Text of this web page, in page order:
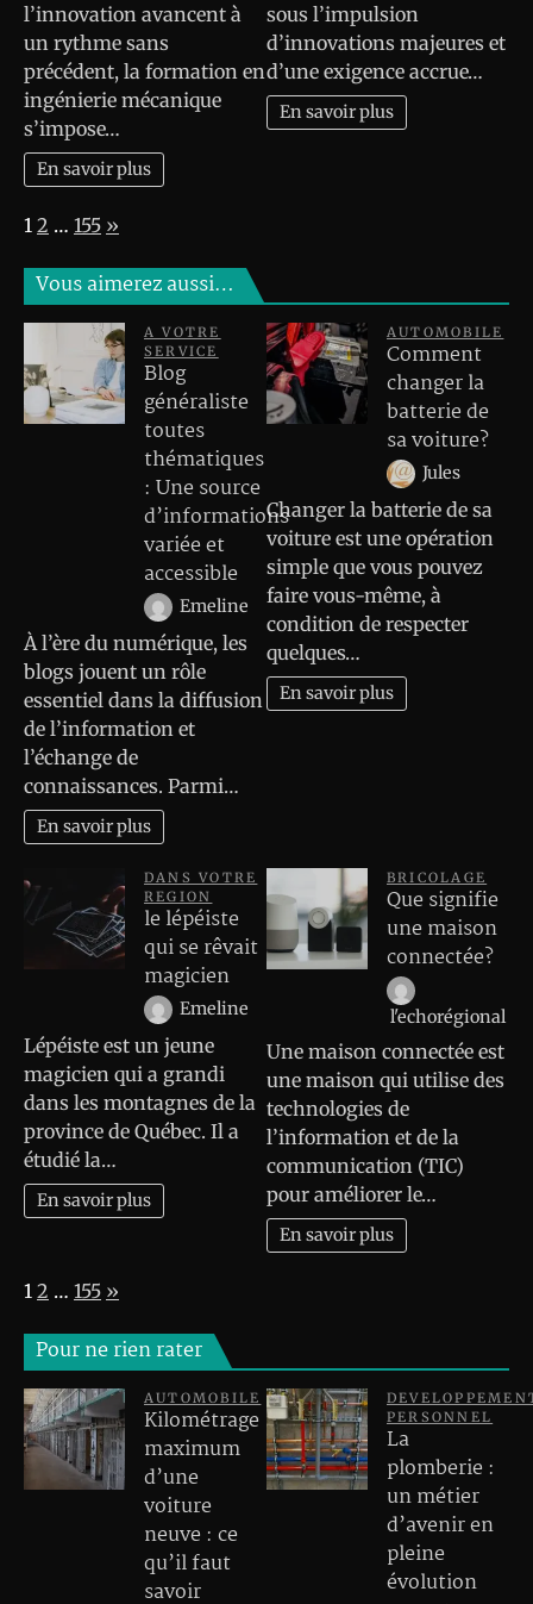
l’innovation avancent à
un rythme sans
précédent, la formation en
ingénierie mécanique
s’impose…
En savoir plus
sous l’impulsion
d’innovations majeures et
d’une exigence accrue…
En savoir plus
Page:
1 2 … 155 Next
»
Vous aimerez aussi…
A VOTRE
SERVICE
Blog
généraliste
toutes
thématiques
: Une source
d’informations
variée et
accessible
Emeline
À l’ère du numérique, les
blogs jouent un rôle
essentiel dans la diffusion
de l’information et
l’échange de
connaissances. Parmi…
En savoir plus
AUTOMOBILE
Comment
changer la
batterie de
sa voiture?
Jules
Changer la batterie de sa
voiture est une opération
simple que vous pouvez
faire vous-même, à
condition de respecter
quelques…
En savoir plus
DANS VOTRE
REGION
le lépéiste
qui se rêvait
magicien
Emeline
Lépéiste est un jeune
magicien qui a grandi
dans les montagnes de la
province de Québec. Il a
étudié la…
En savoir plus
BRICOLAGE
Que signifie
une maison
connectée?
l'echorégional
Une maison connectée est
une maison qui utilise des
technologies de
l’information et de la
communication (TIC)
pour améliorer le…
En savoir plus
Page:
1 2 … 155 Next
»
Pour ne rien rater
AUTOMOBILE
Kilométrage
maximum
d’une
voiture
neuve : ce
qu’il faut
savoir
PERSONNEL
La
plomberie :
un métier
d’avenir en
pleine
évolution